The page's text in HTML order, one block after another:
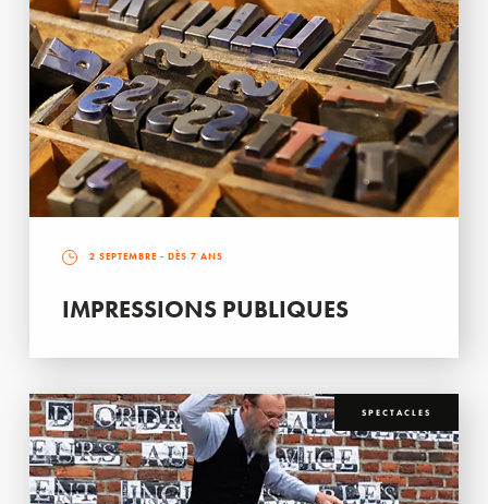
2 SEPTEMBRE - DÈS 7 ANS
IMPRESSIONS PUBLIQUES
SPECTACLES